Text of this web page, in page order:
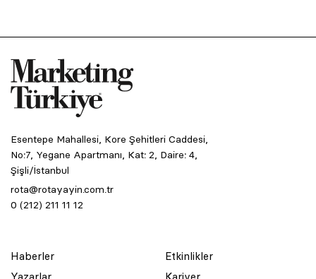
Esentepe Mahallesi, Kore Şehitleri Caddesi,
No:7, Yegane Apartmanı, Kat: 2, Daire: 4,
Şişli/İstanbul
rota@rotayayin.com.tr
0 (212) 211 11 12
Haberler
Etkinlikler